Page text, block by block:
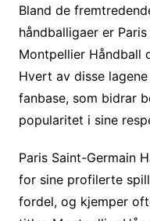
Bland de
håndballigaer er
Montpellier Håndball
Hvert av disse
fanbase, som bidrar
popularitet i sine
Paris Saint-Germain
for sine profilerte
fordel, og kjemper